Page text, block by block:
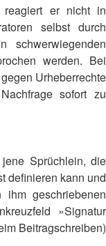
reagiert er nicht in
selbst durch
schwerwiegenden
werden. Bei
Urheberrechte
sofort zu
Sprüchlein, die
definieren kann und
geschriebenen
»Signatur
Beitragschreiben)